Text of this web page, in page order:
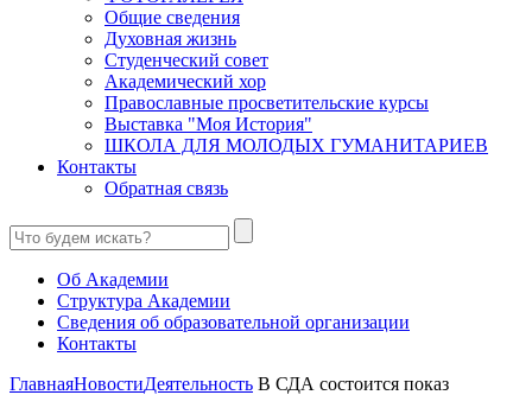
Общие сведения
Духовная жизнь
Студенческий совет
Академический хор
Православные просветительские курсы
Выставка "Моя История"
ШКОЛА ДЛЯ МОЛОДЫХ ГУМАНИТАРИЕВ
Контакты
Обратная связь
Об Академии
Структура Академии
Сведения об образовательной организации
Контакты
ГлавнаяНовостиДеятельность В СДА состоится показ